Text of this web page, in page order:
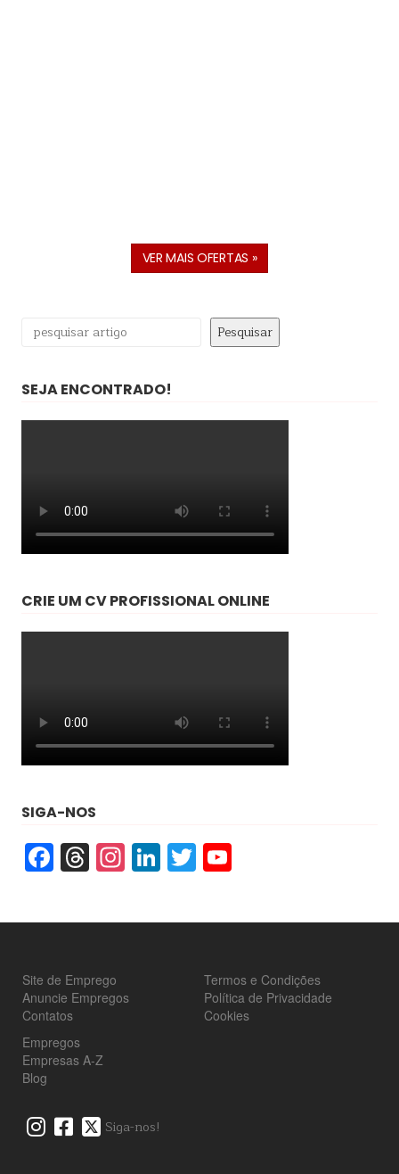
VER MAIS OFERTAS »
Pesquisar Pesquisar
SEJA ENCONTRADO!
CRIE UM CV PROFISSIONAL ONLINE
SIGA-NOS
Facebook
Threads
Instagram
LinkedIn
Twitter
Site de Emprego
Anuncie Empregos
Contatos
Termos e Condições
Política de Privacidade
Cookies
Empregos
Empresas A-Z
Blog
Siga-nos!